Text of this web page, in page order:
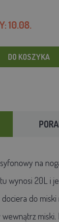
10.08.
DO KOSZYKA
na
wynosi 20L i
do miski
miski.